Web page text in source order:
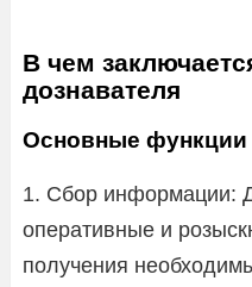
В чем
дознавателя
Основные функции
1. Сбор информации:
оперативные и
получения